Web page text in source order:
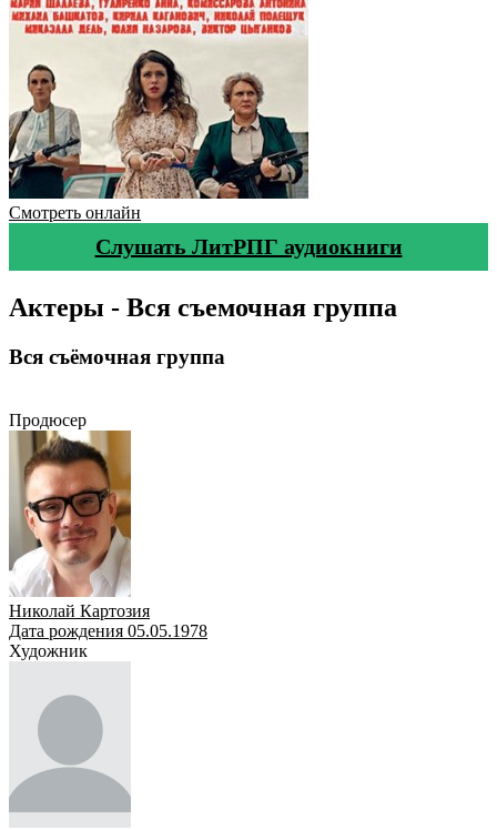
Смотреть онлайн
Слушать ЛитРПГ аудиокниги
Актеры - Вся съемочная группа
Вся съёмочная группа
Продюсер
Николай Картозия
Дата рождения 05.05.1978
Художник